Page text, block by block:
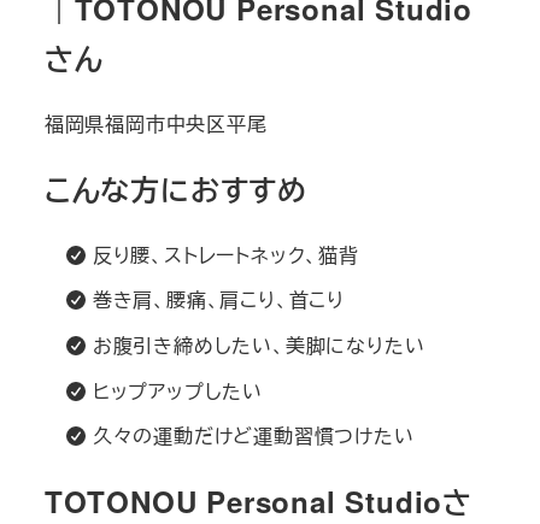
さん
福岡県福岡市中央区平尾
こんな方におすすめ
反り腰、ストレートネック、猫背
巻き肩、腰痛、肩こり、首こり
お腹引き締めしたい、美脚になりたい
ヒップアップしたい
久々の運動だけど運動習慣つけたい
TOTONOU Personal Studioさ